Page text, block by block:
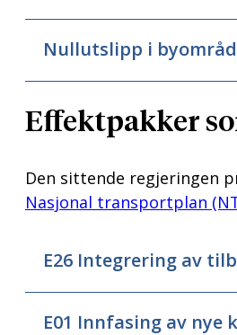
Nullutslipp i
Effektpakker
Den sittende regjeringen
Nasjonal transportplan
E26 Integrering av
E01 Innfasing av nye